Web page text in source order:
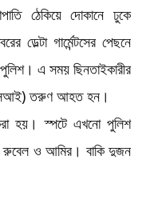
ঠেকিয়ে দোকানে ঢুকে
ডেল্টা গার্মেন্টসের পেছনে
এ সময় ছিনতাইকারীর
তরুণ আহত হন।
হয়। স্পটে এখনো পুলিশ
ও আমির। বাকি দুজন